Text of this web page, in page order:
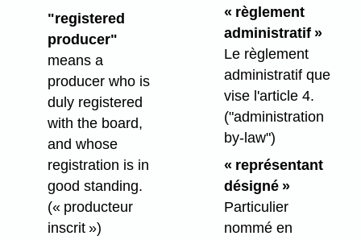
"registered
producer"
means a
producer who is
duly registered
with the board,
and whose
registration is in
good standing.
(« producteur
inscrit »)
« règlement
administratif »
Le règlement
administratif que
vise l'article 4.
("administration
by-law")
« représentant
désigné »
Particulier
nommé en